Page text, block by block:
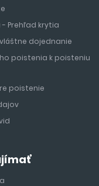
Prehľad krytia
dojednanie
poistenia k poisteniu
poistenie